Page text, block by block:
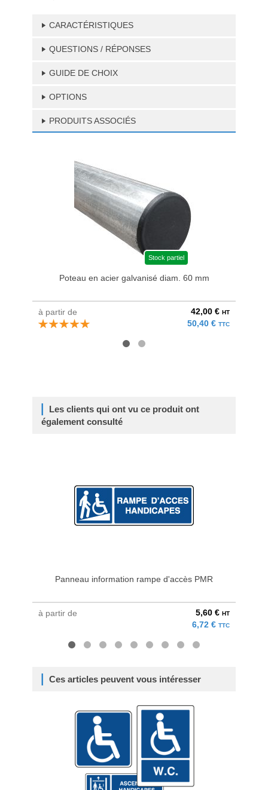
CARACTÉRISTIQUES
QUESTIONS / RÉPONSES
GUIDE DE CHOIX
OPTIONS
PRODUITS ASSOCIÉS
Stock partiel
Poteau en acier galvanisé diam. 60 mm
à partir de 42,00 € HT
50,40 € TTC
Les clients qui ont vu ce produit ont
également consulté
Panneau information rampe d'accès PMR
à partir de 5,60 € HT
6,72 € TTC
Ces articles peuvent vous intéresser